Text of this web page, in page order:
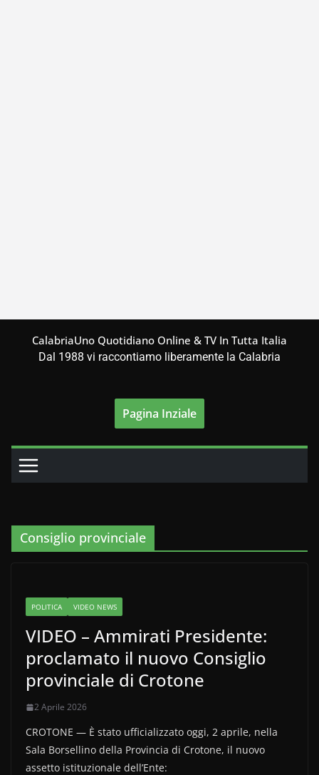
CalabriaUno Quotidiano Online & TV In Tutta Italia
Dal 1988 vi raccontiamo liberamente la Calabria
Pagina Inziale
Consiglio provinciale
POLITICA VIDEO NEWS
VIDEO – Ammirati Presidente:
proclamato il nuovo Consiglio
provinciale di Crotone
2 Aprile 2026
CROTONE — È stato ufficializzato oggi, 2 aprile, nella
Sala Borsellino della Provincia di Crotone, il nuovo
assetto istituzionale dell’Ente: